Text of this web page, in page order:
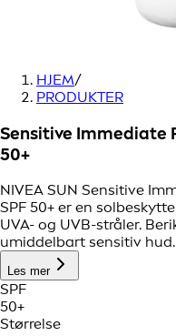
HJEM/
PRODUKTER
Sensitive Immediate
50+
NIVEA SUN Sensitive
SPF 50+ er en
UVA- og UVB-stråler.
umiddelbart sensitiv hud.
Les mer
SPF
50+
Størrelse